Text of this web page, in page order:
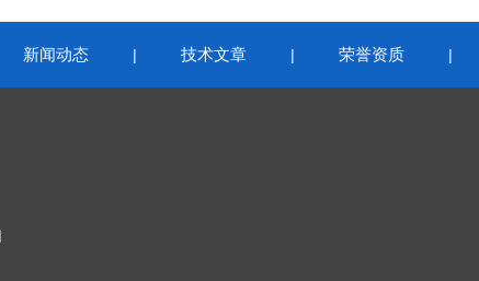
新闻动态 | 技术文章 | 荣誉资质 |